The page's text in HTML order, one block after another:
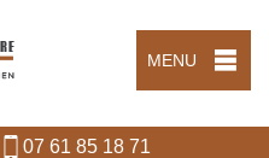
MENU
07 61 85 18 71